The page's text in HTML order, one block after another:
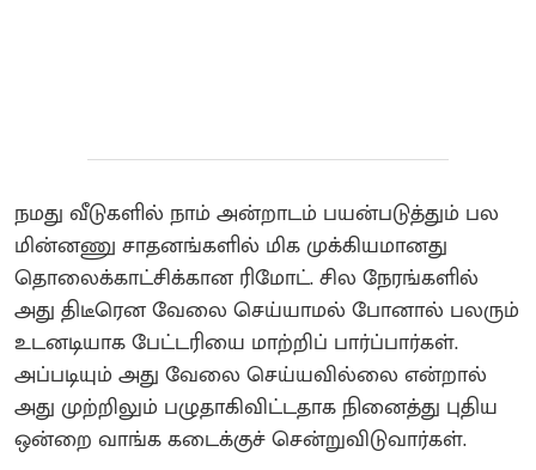
நமது வீடுகளில் நாம் அன்றாடம் பயன்படுத்தும் பல
மின்னணு சாதனங்களில் மிக முக்கியமானது
தொலைக்காட்சிக்கான ரிமோட். சில நேரங்களில்
அது திடீரென வேலை செய்யாமல் போனால் பலரும்
உடனடியாக பேட்டரியை மாற்றிப் பார்ப்பார்கள்.
அப்படியும் அது வேலை செய்யவில்லை என்றால்
அது முற்றிலும் பழுதாகிவிட்டதாக நினைத்து புதிய
ஒன்றை வாங்க கடைக்குச் சென்றுவிடுவார்கள்.